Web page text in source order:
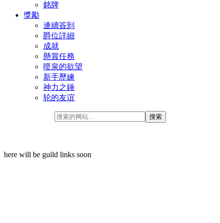
銘牌
獎勵
連續簽到
爵位詳細
成就
懸賞任務
喷泉的欲望
新手歷練
神力之錘
轮的友谊
here will be guild links soon